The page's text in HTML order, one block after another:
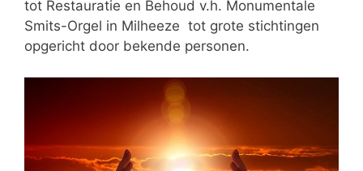
tot Restauratie en Behoud v.h. Monumentale
Smits-Orgel in Milheeze tot grote stichtingen
opgericht door bekende personen.